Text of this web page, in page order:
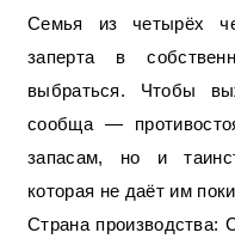
Семья из четырёх человек внезапно оказывается
заперта в
выбраться. Чтобы
сообща —
запасам, но и
которая не даёт им
Страна